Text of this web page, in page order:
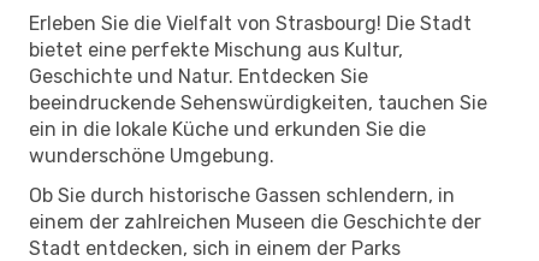
Erleben Sie die Vielfalt von Strasbourg! Die Stadt
bietet eine perfekte Mischung aus Kultur,
Geschichte und Natur. Entdecken Sie
beeindruckende Sehenswürdigkeiten, tauchen Sie
ein in die lokale Küche und erkunden Sie die
wunderschöne Umgebung.
Ob Sie durch historische Gassen schlendern, in
einem der zahlreichen Museen die Geschichte der
Stadt entdecken, sich in einem der Parks